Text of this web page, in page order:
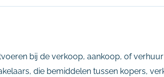
bij de verkoop, aankoop, of
die bemiddelen tussen kopers,